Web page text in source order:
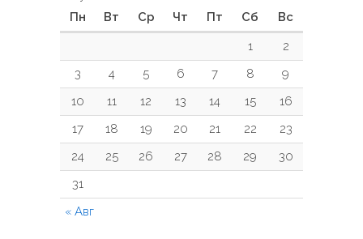
Пн
Вт Ср Чт Пт Сб Вс
« Авг
1
2
3
4 5 6 7 8
9
10
11 12 13 14 15
16
17
18 19 20 21 22
23
24
25 26 27 28 29
30
31